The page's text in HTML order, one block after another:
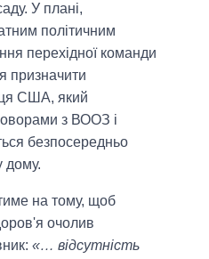
У плані,
політичним
перехідної команди
призначити
США, який
з ВООЗ і
безпосередньо
дому.
на тому, щоб
очолив
«… відсутність